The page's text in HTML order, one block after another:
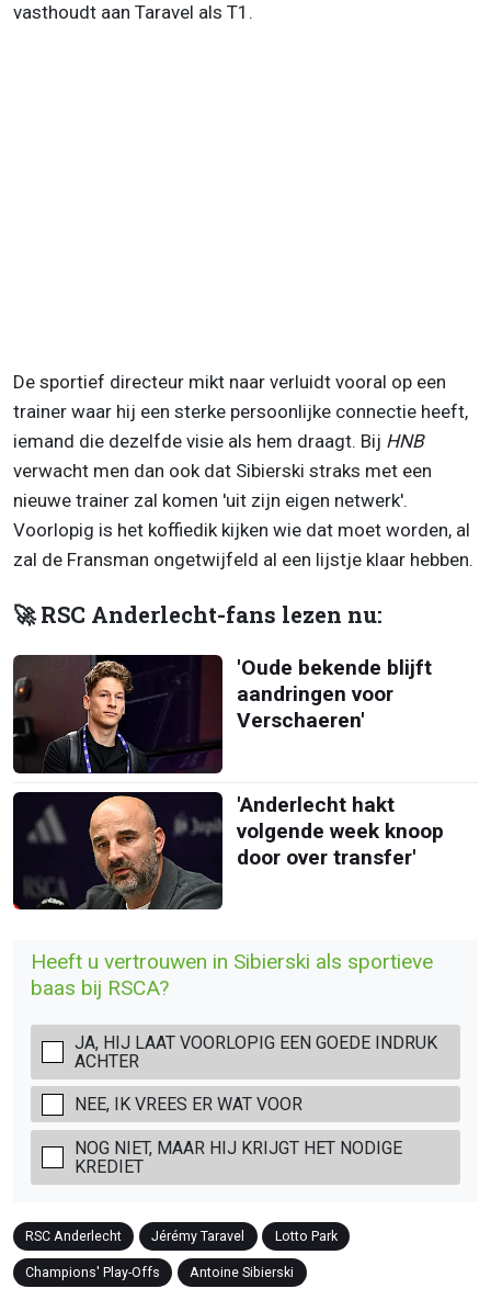
vasthoudt aan Taravel als T1.
De sportief directeur mikt naar verluidt vooral op een
trainer waar hij een sterke persoonlijke connectie heeft,
iemand die dezelfde visie als hem draagt. Bij HNB
verwacht men dan ook dat Sibierski straks met een
nieuwe trainer zal komen 'uit zijn eigen netwerk'.
Voorlopig is het koffiedik kijken wie dat moet worden, al
zal de Fransman ongetwijfeld al een lijstje klaar hebben.
🚀 RSC Anderlecht-fans lezen nu:
'Oude bekende blijft
aandringen voor
Verschaeren'
'Anderlecht hakt
volgende week knoop
door over transfer'
Heeft u vertrouwen in Sibierski als sportieve
baas bij RSCA?
JA, HIJ LAAT VOORLOPIG EEN GOEDE INDRUK
ACHTER
NEE, IK VREES ER WAT VOOR
NOG NIET, MAAR HIJ KRIJGT HET NODIGE
KREDIET
RSC Anderlecht Jérémy Taravel Lotto Park
Champions' Play-Offs Antoine Sibierski